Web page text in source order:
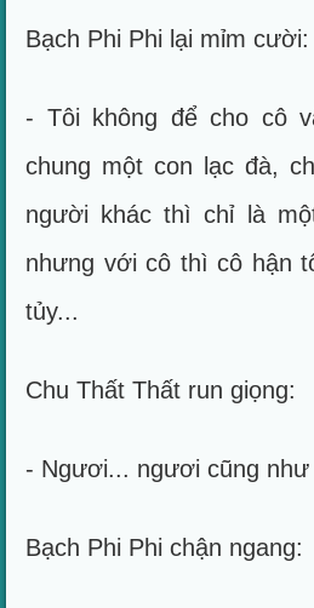
Bạch Phi Phi lại mỉm cười:
- Tôi không để cho cô
chung một con lạc đà,
người khác thì chỉ là
nhưng với cô thì cô hận
tủy...
Chu Thất Thất run giọng:
- Ngươi... ngươi cũng như
Bạch Phi Phi chận ngang: